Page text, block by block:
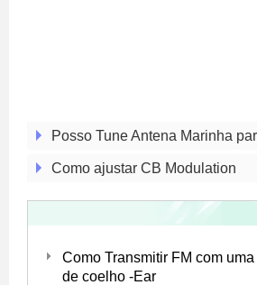
Posso Tune Antena Marinha
Como ajustar CB Modulation
Como Transmitir FM com
de coelho -Ear